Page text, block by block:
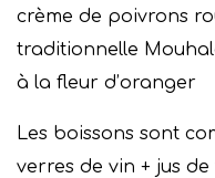
crème de poivrons
traditionnelle
à la fleur d’oranger
Les boissons sont
verres de vin + jus de